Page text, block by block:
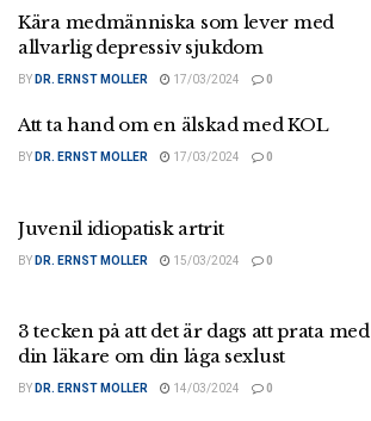
Kära medmänniska som lever med
allvarlig depressiv sjukdom
BY DR. ERNST MOLLER 17/03/2024 0
Att ta hand om en älskad med KOL
BY DR. ERNST MOLLER 17/03/2024 0
Juvenil idiopatisk artrit
BY DR. ERNST MOLLER 15/03/2024 0
3 tecken på att det är dags att prata med
din läkare om din låga sexlust
BY DR. ERNST MOLLER 14/03/2024 0